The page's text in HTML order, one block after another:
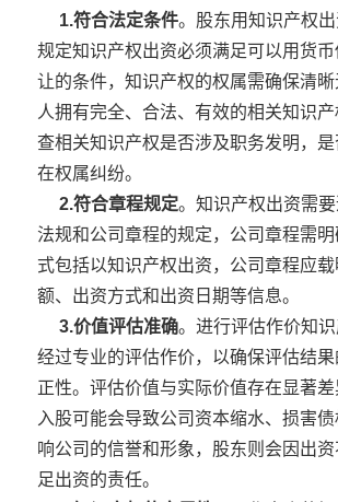
1.符合法定条件。股东用知识产权
规定知识产权出资必须满足可以用货
让的条件，知识产权的权属需确保清
人拥有完全、合法、有效的相关知识
查相关知识产权是否涉及职务发明，
在权属纠纷。
2.符合章程规定。知识产权出资需
法规和公司章程的规定，公司章程需
式包括以知识产权出资，公司章程应
额、出资方式和出资日期等信息。
3.价值评估准确。进行评估作价知
经过专业的评估作价，以确保评估结
正性。评估价值与实际价值存在显著
入股可能会导致公司资本缩水、损害
响公司的信誉和形象，股东则会因出
足出资的责任。